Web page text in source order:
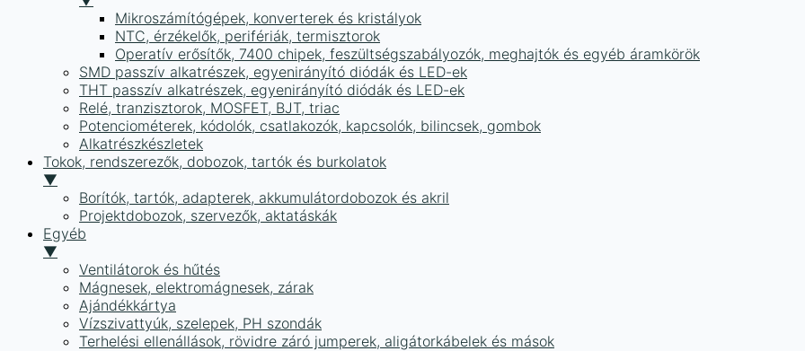
Mikroszámítógépek, konverterek és kristályok
NTC, érzékelők, perifériák, termisztorok
Operatív erősítők, 7400 chipek, feszültségszabályozók, meghajtók és egyéb áramkörök
SMD passzív alkatrészek, egyenirányító diódák és LED-ek
THT passzív alkatrészek, egyenirányító diódák és LED-ek
Relé, tranzisztorok, MOSFET, BJT, triac
Potenciométerek, kódolók, csatlakozók, kapcsolók, bilincsek, gombok
Alkatrészkészletek
Tokok, rendszerezők, dobozok, tartók és burkolatok
▼
Borítók, tartók, adapterek, akkumulátordobozok és akril
Projektdobozok, szervezők, aktatáskák
Egyéb
▼
Ventilátorok és hűtés
Mágnesek, elektromágnesek, zárak
Ajándékkártya
Vízszivattyúk, szelepek, PH szondák
Terhelési ellenállások, rövidre záró jumperek, aligátorkábelek és mások